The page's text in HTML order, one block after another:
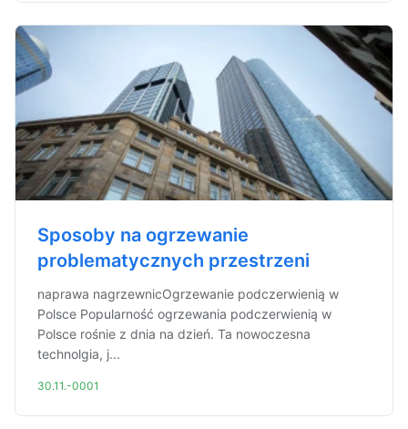
Sposoby na ogrzewanie
problematycznych przestrzeni
naprawa nagrzewnicOgrzewanie podczerwienią w
Polsce Popularność ogrzewania podczerwienią w
Polsce rośnie z dnia na dzień. Ta nowoczesna
technolgia, j...
30.11.-0001